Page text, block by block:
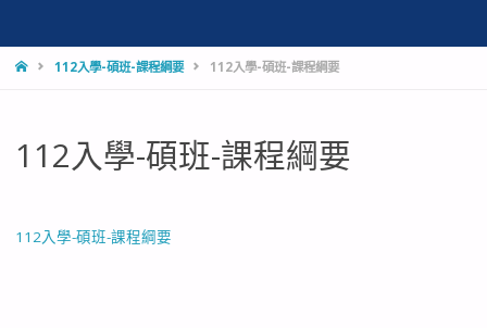
HOME112入學-碩班-課程綱要 112入學-碩班-課程綱要
112入學-碩班-課程綱要
112入學-碩班-課程綱要